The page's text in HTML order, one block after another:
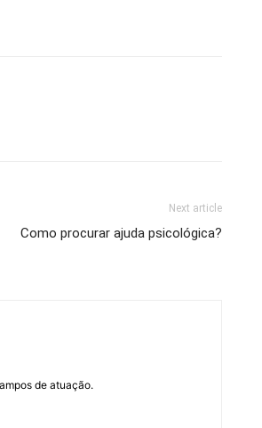
Next article
Como procurar ajuda psicológica?
de atuação.